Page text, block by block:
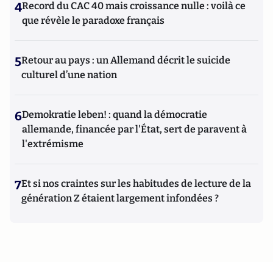
4Record du CAC 40 mais croissance nulle : voilà ce
que révèle le paradoxe français
5Retour au pays : un Allemand décrit le suicide
culturel d’une nation
6Demokratie leben! : quand la démocratie
allemande, financée par l'État, sert de paravent à
l'extrémisme
7Et si nos craintes sur les habitudes de lecture de la
génération Z étaient largement infondées ?